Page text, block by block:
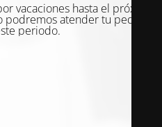
vacaciones hasta el próximo
podremos atender tu pedido
periodo.